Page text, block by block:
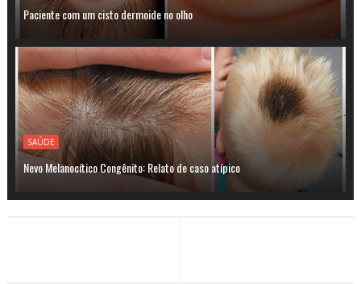
Paciente com um cisto dermoide no olho
SAÚDE
Nevo Melanocítico Congênito: Relato de caso atípico